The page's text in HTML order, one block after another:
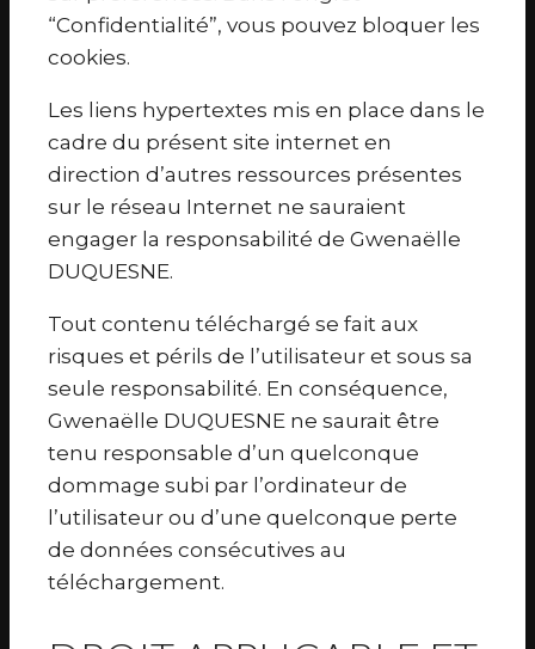
“Confidentialité”, vous pouvez bloquer les
cookies.
Les liens hypertextes mis en place dans le
cadre du présent site internet en
direction d’autres ressources présentes
sur le réseau Internet ne sauraient
engager la responsabilité de Gwenaëlle
DUQUESNE.
Tout contenu téléchargé se fait aux
risques et périls de l’utilisateur et sous sa
seule responsabilité. En conséquence,
Gwenaëlle DUQUESNE ne saurait être
tenu responsable d’un quelconque
dommage subi par l’ordinateur de
l’utilisateur ou d’une quelconque perte
de données consécutives au
téléchargement.